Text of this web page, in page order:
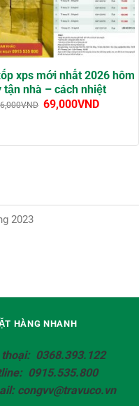
xps mới nhất 2026 hôm
tận nhà – cách nhiệt
VND 69,000VND
2023
HÀNG NHANH
0368.393.122
0915.535.800
congvv@travuco.vn